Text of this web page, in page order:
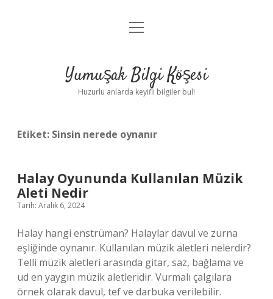
Anasayfa
Yasal Uyarı
menüyü
Yumuşak Bilgi Köşesi
Huzurlu anlarda keyifli bilgiler bul!
Etiket: Sinsin nerede oynanır
Halay Oyununda Kullanılan Müzik
Aleti Nedir
Tarih: Aralık 6, 2024
Halay hangi enstrüman? Halaylar davul ve zurna
eşliğinde oynanır. Kullanılan müzik aletleri nelerdir?
Telli müzik aletleri arasında gitar, saz, bağlama ve
ud en yaygın müzik aletleridir. Vurmalı çalgılara
örnek olarak davul, tef ve darbuka verilebilir.